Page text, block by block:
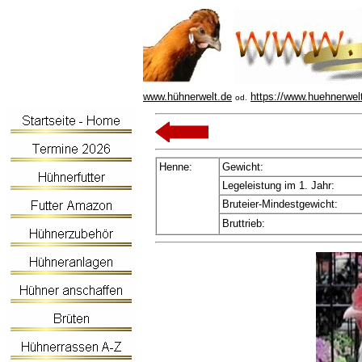
www.hühnerwelt.de od. https://
Henne:
Gewicht:
Legeleistung im 1. Jahr:
Bruteier-Mindestgewicht:
Bruttrieb: